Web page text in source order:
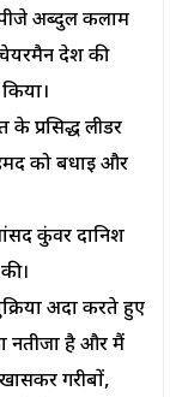
अब्दुल कलाम
देश की
प्रसिद्ध लीडर
को बधाई और
कुंवर दानिश
अदा करते हुए
नतीजा है और मैं
गरीबों,